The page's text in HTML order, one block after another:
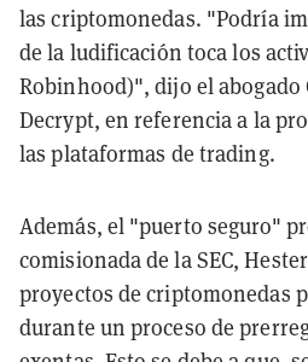
las criptomonedas. "Podría
de la ludificación toca los
Robinhood)", dijo el abogado
Decrypt, en referencia a la
las plataformas de trading.
Además, el "puerto seguro"
comisionada de la SEC,
proyectos de criptomonedas
durante un proceso de